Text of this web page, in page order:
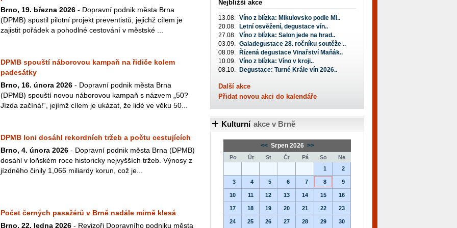
Brno, 19. března 2026 - Dopravní podnik města Brna
(DPMB) spustil pilotní projekt preventistů, jejichž cílem je
zajistit pořádek a pohodlné cestování v městské ...
DPMB spouští náborovou kampaň na řidiče kolem
padesátky
Brno, 16. února 2026 - Dopravní podnik města Brna
(DPMB) spouští novou náborovou kampaň s názvem „50?
Jízda začíná!“, jejímž cílem je ukázat, že lidé ve věku 50...
DPMB loni dosáhl rekordních tržeb a počtu cestujících
Brno, 4. února 2026 - Dopravní podnik města Brna (DPMB)
dosáhl v loňském roce historicky nejvyšších tržeb. Výnosy z
jízdného činily 1,066 miliardy korun, což je...
Počet černých pasažérů v Brně nadále mírně klesá
Brno, 22. ledna 2026 - Revizoři Dopravního podniku města
Nejbližší akce
13.08. Víno z blízka: Mikulovsko podle Mi..
20.08.
Letní osvěžení, degustace vín..
27.08. Víno z blízka: Salon jede na hrad..
03.09. Galadegustace 28. ročníku soutěže ..
08.09.
Řízená degustace Vinařství Maňák..
10.09. Víno z blízka: Víno v kroji..
08.10.
Degustace: Turné Krále vín 2026..
Další akce
Přidat novou akci do kalendáře
Kulturní akce v Brně
<< Srpen 2026 >>
Po Út St Čt Pá So
Ne
1
2
3 4 5 6 7 8 9
10 11 12 13 14 15 16
17 18 19 20 21 22 23
24 25 26 27 28 29 30